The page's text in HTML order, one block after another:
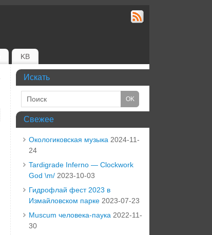
KB
Искать
Свежее
Окологиковская музыка 2024-11-
24
Tardigrade Inferno — Clockwork
God \m/ 2023-10-03
Гидрофлай фест 2023 в
Измайловском парке 2023-07-23
Muscum человека-паука 2022-11-
30